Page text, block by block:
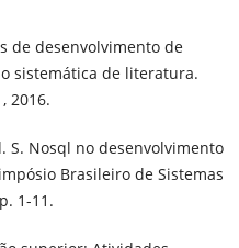
de desenvolvimento de
sistemática de literatura.
2016.
d. S. Nosql no desenvolvimento
Brasileiro de Sistemas
1-11.